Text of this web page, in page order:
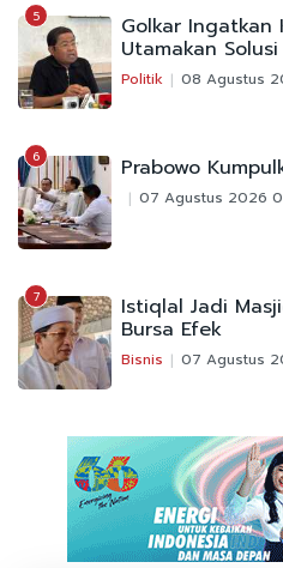
5 Golkar Ingatkan
Utamakan
Politik 08 Agustus
6 Prabowo
07 Agustus 2026
7 Istiqlal Jadi
Bursa Efek
Bisnis 07 Agustus